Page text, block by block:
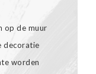
op de muur
decoratie
worden